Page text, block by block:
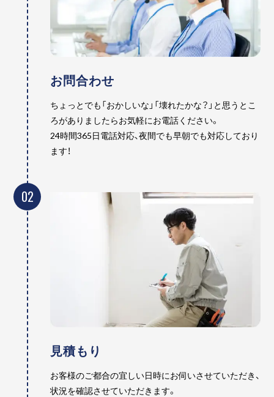
お問合わせ
ちょっとでも「おかしいな」「壊れたかな？」と思うとこ
ろがありましたらお気軽にお電話ください。
24時間365日電話対応、夜間でも早朝でも対応しており
ます！
02
見積もり
お客様のご都合の宜しい日時にお伺いさせていただき、
状況を確認させていただきます。